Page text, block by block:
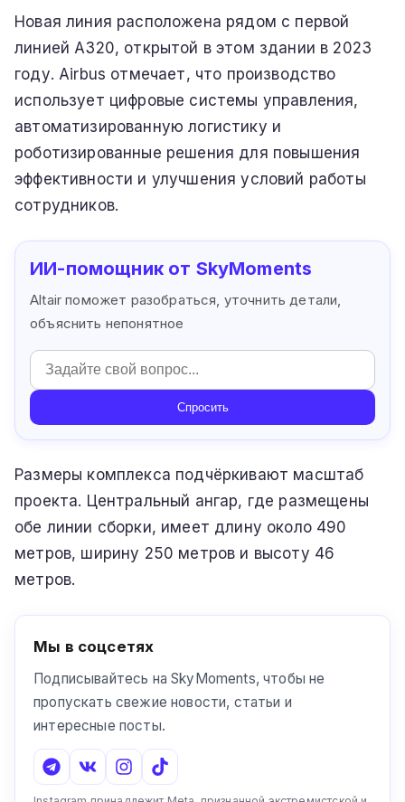
Новая линия расположена рядом с первой
линией A320, открытой в этом здании в 2023
году. Airbus отмечает, что производство
использует цифровые системы управления,
автоматизированную логистику и
роботизированные решения для повышения
эффективности и улучшения условий работы
сотрудников.
ИИ-помощник от SkyMoments
Altair поможет разобраться, уточнить детали,
объяснить непонятное
Спросить
Размеры комплекса подчёркивают масштаб
проекта. Центральный ангар, где размещены
обе линии сборки, имеет длину около 490
метров, ширину 250 метров и высоту 46
метров.
Мы в соцсетях
Подписывайтесь на SkyMoments, чтобы не
пропускать свежие новости, статьи и
интересные посты.